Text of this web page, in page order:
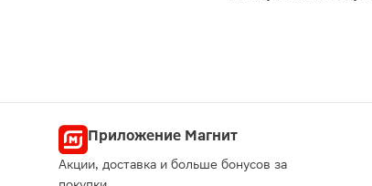
Приложение Магнит
Акции, доставка и больше бонусов за